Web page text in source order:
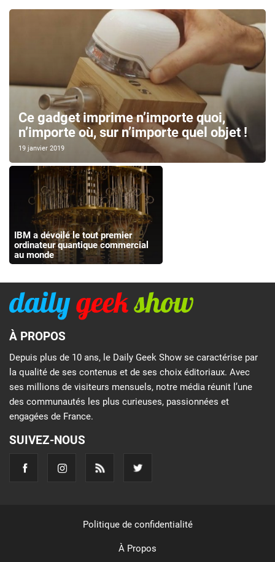
Ce gadget imprime n’importe quoi,
n’importe où, sur n’importe quel objet !
19 janvier 2019
IBM a dévoilé le tout premier
ordinateur quantique commercial
au monde
À PROPOS
Depuis plus de 10 ans, le Daily Geek Show se caractérise par
la qualité de ses contenus et de ses choix éditoriaux. Avec
ses millions de visiteurs mensuels, notre média réunit l’une
des communautés les plus curieuses, passionnées et
engagées de France.
SUIVEZ-NOUS
Politique de confidentialité
À Propos